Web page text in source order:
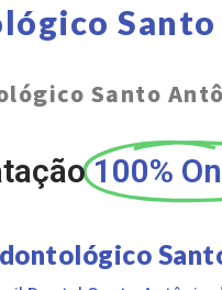
Santo
100%